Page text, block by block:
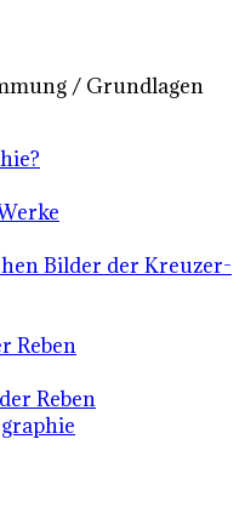
/ Grundlagen
Bilder der Kreuzer-
Reben
Reben